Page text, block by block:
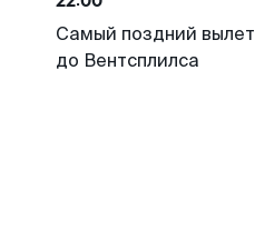
Самый поздний вылет
до Вентсплилса